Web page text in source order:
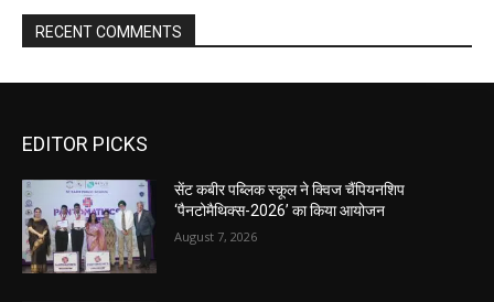
RECENT COMMENTS
EDITOR PICKS
सेंट कबीर पब्लिक स्कूल ने क्विज चैंपियनशिप
‘पैनटोमैथिक्स-2026’ का किया आयोजन
August 7, 2026